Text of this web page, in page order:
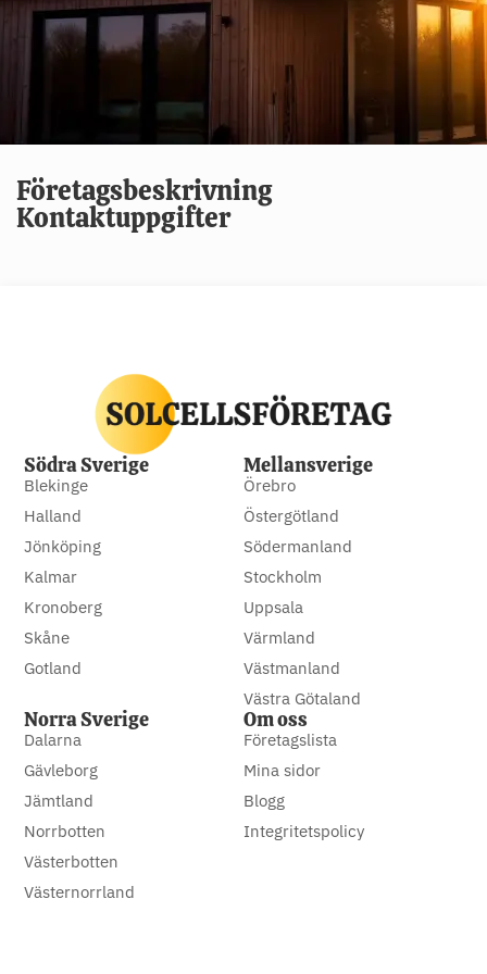
Företagsbeskrivning
Kontaktuppgifter
Södra Sverige
Blekinge
Halland
Jönköping
Kalmar
Kronoberg
Skåne
Gotland
Mellansverige
Örebro
Östergötland
Södermanland
Stockholm
Uppsala
Värmland
Västmanland
Västra Götaland
Norra Sverige
Dalarna
Gävleborg
Jämtland
Norrbotten
Västerbotten
Västernorrland
Om oss
Företagslista
Mina sidor
Blogg
Integritetspolicy